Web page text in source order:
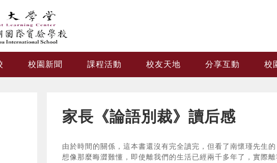
校園新聞 課程活動 校友天地 分享互動 校
家長《論語別裁》讀后感
由於時間的關係，這本書還沒有完全讀完，但看了南懷瑾先生
想像那麼晦澀難懂，即使離我們的生活已經兩千多年了，實際